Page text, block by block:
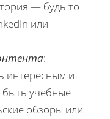
— будь то
или
:
интересным и
быть учебные
обзоры или